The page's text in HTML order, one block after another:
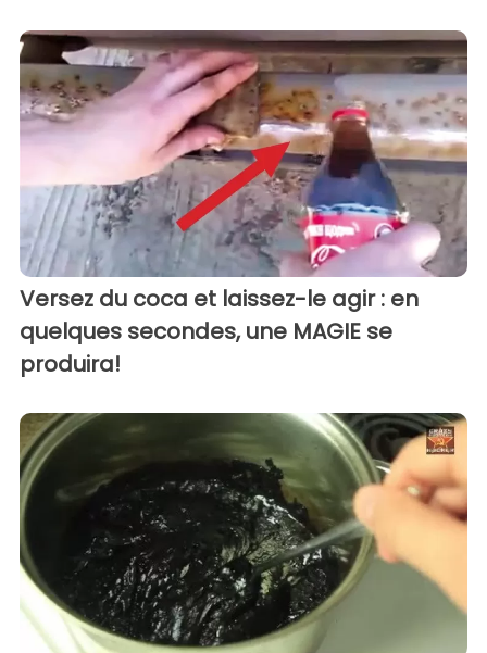
Versez du coca et laissez-le agir : en
quelques secondes, une MAGIE se
produira!